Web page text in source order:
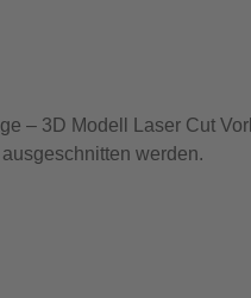
– 3D Modell Laser Cut
werden.